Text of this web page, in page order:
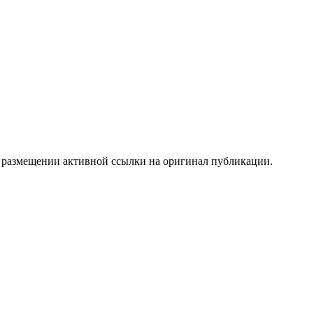
активной ссылки на оригинал публикации.